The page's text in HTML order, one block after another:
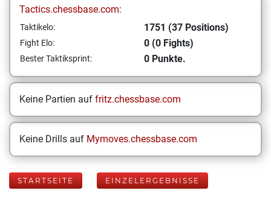
Tactics.chessbase.com:
Taktikelo: 1751 (37 Positions)
Fight Elo: 0 (0 Fights)
Bester Taktiksprint: 0 Punkte.
Keine Partien auf fritz.chessbase.com
Keine Drills auf Mymoves.chessbase.com
STARTSEITE EINZELERGEBNISSE